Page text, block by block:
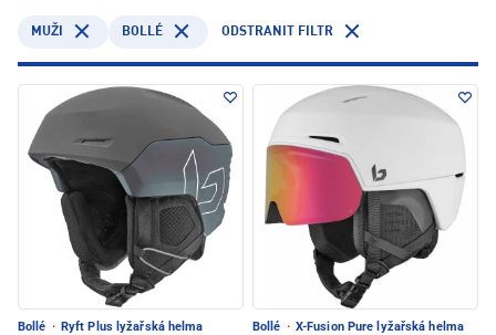
MUŽI BOLLÉ ODSTRANIT FILTR
Bollé · Ryft Plus lyžařská helma Bollé · X-Fusion Pure lyžařská helma